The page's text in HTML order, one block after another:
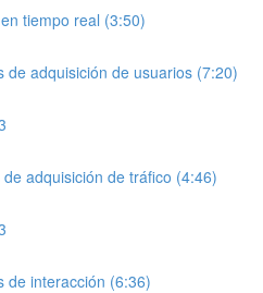
tiempo real (3:50)
de adquisición de usuarios (7:20)
adquisición de tráfico (4:46)
de interacción (6:36)